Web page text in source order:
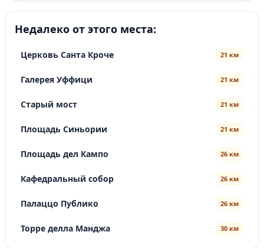
Недалеко от этого места:
Церковь Санта Кроче 21 км
Галерея Уффици 21 км
Старый мост 21 км
Площадь Синьории 21 км
Площадь дел Кампо 26 км
Кафедральный собор 26 км
Палаццо Публико 26 км
Торре делла Манджа 30 км